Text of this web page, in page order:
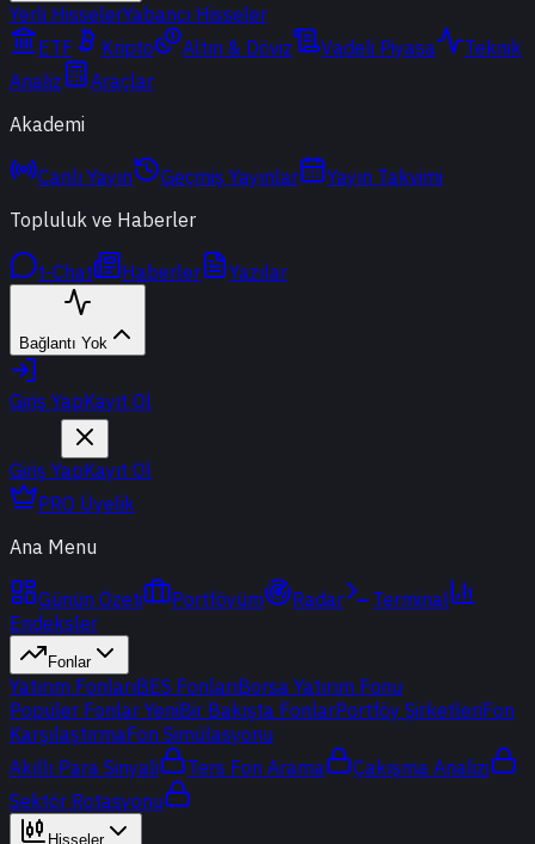
Yerli HisselerYabancı Hisseler
ETF
Kripto Altın & Döviz Vadeli Piyasa
Teknik
Analiz
Araçlar
Akademi
Canlı Yayın Geçmiş Yayınlar
Yayın Takvimi
Topluluk ve Haberler
t-Chat Haberler Yazılar
Bağlantı Yok
Giriş YapKayıt Ol
Giriş YapKayıt Ol
PRO Üyelik
Ana Menu
Günün Özeti Portföyüm Radar
Terminal
Endeksler
Fonlar
Yatırım FonlarıBES FonlarıBorsa Yatırım Fonu
Popüler Fonlar YeniBir Bakışta FonlarPortföy ŞirketleriFon
KarşılaştırmaFon Simülasyonu
Akıllı Para Sinyali
Ters Fon Arama
Çakışma Analizi
Sektör Rotasyonu
Hisseler